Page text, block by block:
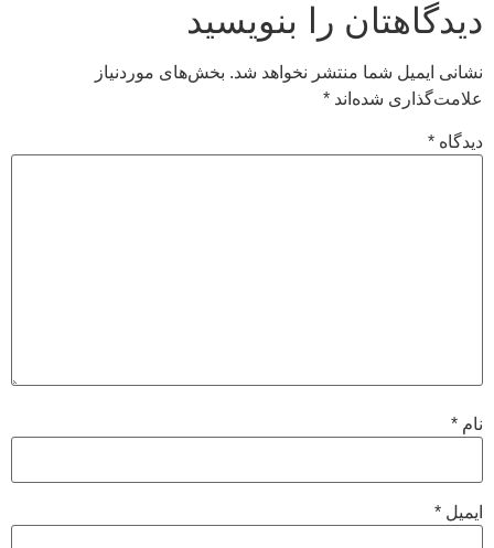
دیدگاهتان را بنویسید
نشانی ایمیل شما منتشر نخواهد شد. بخش‌های موردنیاز
علامت‌گذاری شده‌اند *
دیدگاه *
نام *
ایمیل *